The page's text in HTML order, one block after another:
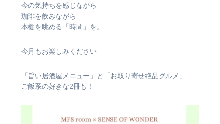
今の気持ちを感じながら
珈琲を飲みながら
本棚を眺める「時間」を。
今月もお楽しみください
「旨い居酒屋メニュー」と「お取り寄せ絶品グルメ」
ご飯系の好きな2冊も！